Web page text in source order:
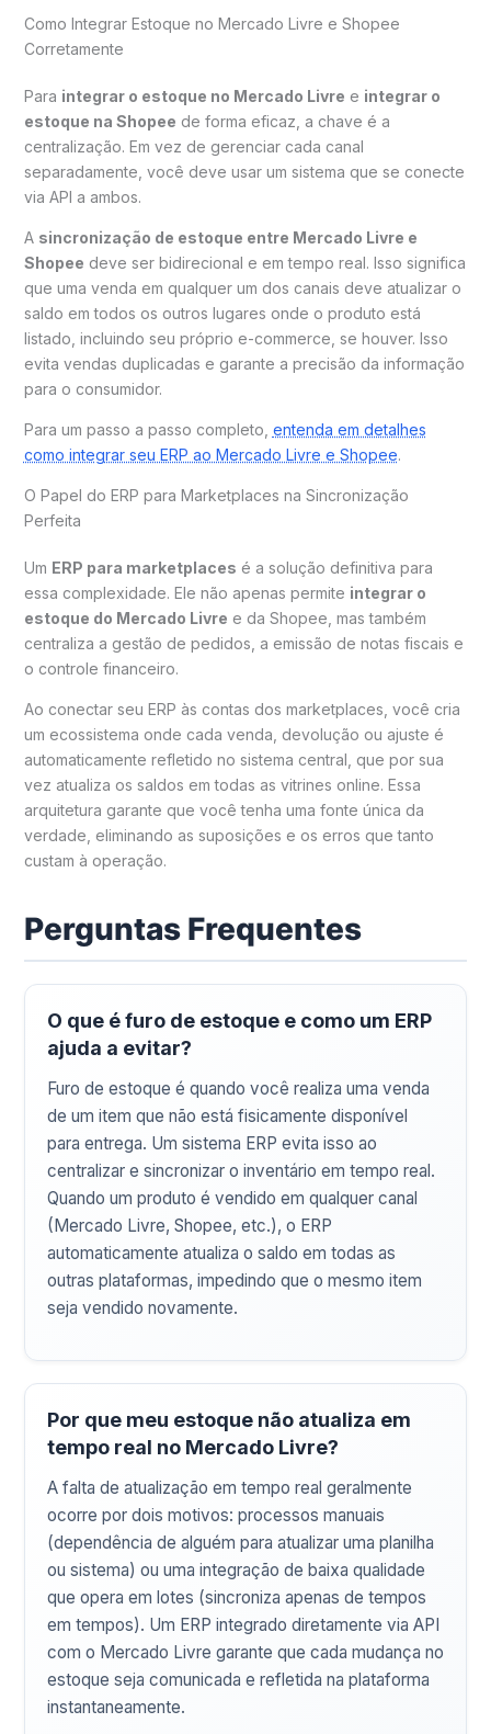
Como Integrar Estoque no Mercado Livre e Shopee
Corretamente
Para integrar o estoque no Mercado Livre e integrar o
estoque na Shopee de forma eficaz, a chave é a
centralização. Em vez de gerenciar cada canal
separadamente, você deve usar um sistema que se conecte
via API a ambos.
A sincronização de estoque entre Mercado Livre e
Shopee deve ser bidirecional e em tempo real. Isso significa
que uma venda em qualquer um dos canais deve atualizar o
saldo em todos os outros lugares onde o produto está
listado, incluindo seu próprio e-commerce, se houver. Isso
evita vendas duplicadas e garante a precisão da informação
para o consumidor.
Para um passo a passo completo, entenda em detalhes
como integrar seu ERP ao Mercado Livre e Shopee.
O Papel do ERP para Marketplaces na Sincronização
Perfeita
Um ERP para marketplaces é a solução definitiva para
essa complexidade. Ele não apenas permite integrar o
estoque do Mercado Livre e da Shopee, mas também
centraliza a gestão de pedidos, a emissão de notas fiscais e
o controle financeiro.
Ao conectar seu ERP às contas dos marketplaces, você cria
um ecossistema onde cada venda, devolução ou ajuste é
automaticamente refletido no sistema central, que por sua
vez atualiza os saldos em todas as vitrines online. Essa
arquitetura garante que você tenha uma fonte única da
verdade, eliminando as suposições e os erros que tanto
custam à operação.
Perguntas Frequentes
O que é furo de estoque e como um ERP
ajuda a evitar?
Furo de estoque é quando você realiza uma venda
de um item que não está fisicamente disponível
para entrega. Um sistema ERP evita isso ao
centralizar e sincronizar o inventário em tempo real.
Quando um produto é vendido em qualquer canal
(Mercado Livre, Shopee, etc.), o ERP
automaticamente atualiza o saldo em todas as
outras plataformas, impedindo que o mesmo item
seja vendido novamente.
Por que meu estoque não atualiza em
tempo real no Mercado Livre?
A falta de atualização em tempo real geralmente
ocorre por dois motivos: processos manuais
(dependência de alguém para atualizar uma planilha
ou sistema) ou uma integração de baixa qualidade
que opera em lotes (sincroniza apenas de tempos
em tempos). Um ERP integrado diretamente via API
com o Mercado Livre garante que cada mudança no
estoque seja comunicada e refletida na plataforma
instantaneamente.